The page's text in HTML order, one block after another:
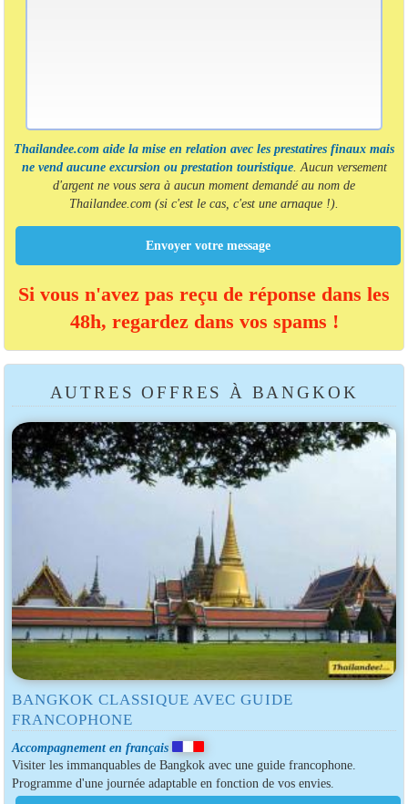
Thailandee.com aide la mise en relation avec les prestatires finaux mais
ne vend aucune excursion ou prestation touristique. Aucun versement
d'argent ne vous sera à aucun moment demandé au nom de
Thailandee.com (si c'est le cas, c'est une arnaque !).
Envoyer votre message
Si vous n'avez pas reçu de réponse dans les
48h, regardez dans vos spams !
AUTRES OFFRES À BANGKOK
BANGKOK CLASSIQUE AVEC GUIDE
FRANCOPHONE
Accompagnement en français
Visiter les immanquables de Bangkok avec une guide francophone.
Programme d'une journée adaptable en fonction de vos envies.